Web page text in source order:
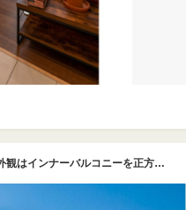
横目のブルーのガルバで包まれた箱型の外観はインナーバルコニーを正方形に切り取った「窓」（写真右手）も絶妙のバランス。単調になりがちな箱型の大きなフォルムが美しい佇まいに仕上げられている。中へ入ればエイジングを施したパインの床やレッドシダーの天井が織り成すヴィンテージな空間が広がっている